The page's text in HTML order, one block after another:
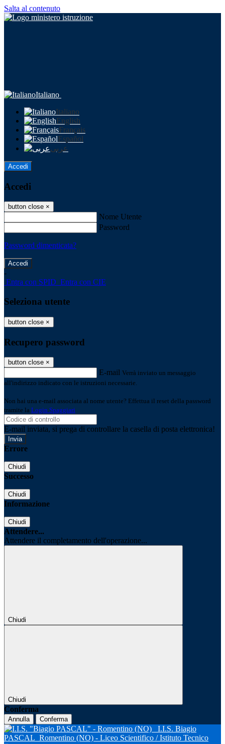
Salta al contenuto
Italiano
Italiano
English
Français
Español
عربى
Accedi
Accedi
button close ×
Nome Utente
Password
Password dimenticata?
-
Entra con SPID Entra con CIE
Seleziona utente
button close ×
Recupero password
button close ×
E-mail Verrà inviato un messaggio
all'indirizzo indicato con le istruzioni necessarie.
Non hai una e-mail associata al nome utente? Effettua il reset della password
tramite la Login Spaggiari
E-mail inviata, si prega di controllare la casella di posta elettronica!
Errore
Chiudi
Successo
Chiudi
Informazione
Chiudi
Attendere...
Attendere il completamento dell'operazione...
Chiudi
Chiudi
Conferma
Annulla Conferma
I.I.S. Biagio
PASCAL Romentino (NO) - Liceo Scientifico / Istituto Tecnico